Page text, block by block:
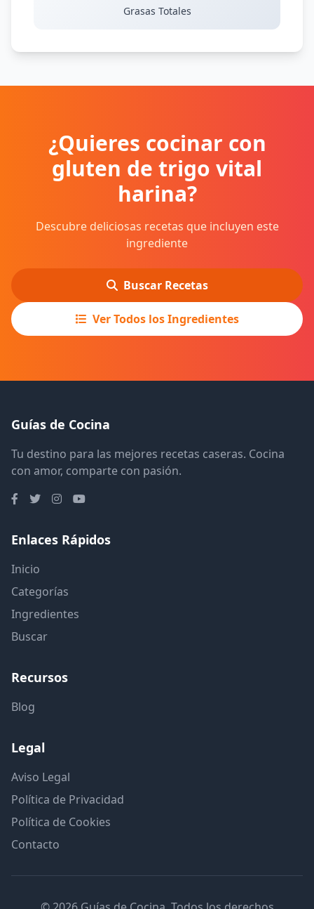
Grasas Totales
¿Quieres cocinar con
gluten de trigo vital
harina?
Descubre deliciosas recetas que incluyen este
ingrediente
Buscar Recetas
Ver Todos los Ingredientes
Guías de Cocina
Tu destino para las mejores recetas caseras. Cocina
con amor, comparte con pasión.
Enlaces Rápidos
Inicio
Categorías
Ingredientes
Buscar
Recursos
Blog
Legal
Aviso Legal
Política de Privacidad
Política de Cookies
Contacto